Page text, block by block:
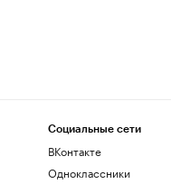
Социальные сети
ВКонтакте
Одноклассники